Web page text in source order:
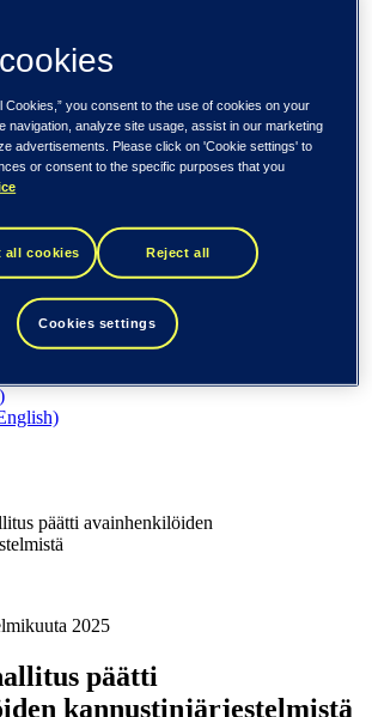
(español)
päätti avainhenkilöiden
2025
päätti
kannustinjärjestelmistä
Cookies,” you consent to the use of cookies on your
navigation, analyze site usage, assist in our marketing
advertisements. Please click on 'Cookie settings' to
or consent to the specific purposes that you
all cookies Reject all
Cookies settings